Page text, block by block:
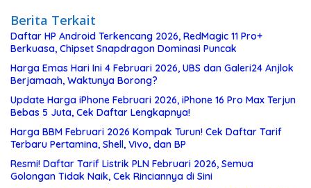
Berita Terkait
Daftar HP Android Terkencang 2026, RedMagic 11 Pro+
Berkuasa, Chipset Snapdragon Dominasi Puncak
Harga Emas Hari Ini 4 Februari 2026, UBS dan Galeri24 Anjlok
Berjamaah, Waktunya Borong?
Update Harga iPhone Februari 2026, iPhone 16 Pro Max Terjun
Bebas 5 Juta, Cek Daftar Lengkapnya!
Harga BBM Februari 2026 Kompak Turun! Cek Daftar Tarif
Terbaru Pertamina, Shell, Vivo, dan BP
Resmi! Daftar Tarif Listrik PLN Februari 2026, Semua
Golongan Tidak Naik, Cek Rinciannya di Sini